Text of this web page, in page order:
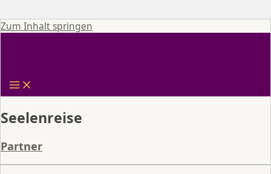
Zum Inhalt springen
Seelenreise
Partner